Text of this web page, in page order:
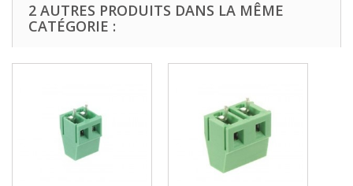
2 AUTRES PRODUITS DANS LA MÊME
CATÉGORIE :